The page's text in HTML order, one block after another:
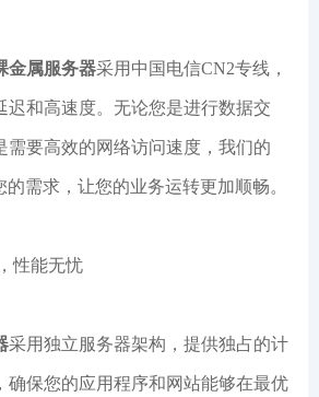
金属服务器采用中国电信CN2专线，
迟和高速度。无论您是进行数据交
需要高效的网络访问速度，我们的
需求，让您的业务运转更加顺畅。
性能无忧
采用独立服务器架构，提供独占的计
确保您的应用程序和网站能够在最优